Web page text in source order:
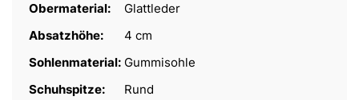
Obermaterial:
Glattleder
Absatzhöhe:
4 cm
Sohlenmaterial: Gummisohle
Schuhspitze:
Rund